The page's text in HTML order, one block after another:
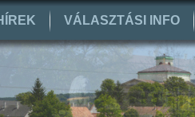
VÁLASZTÁSI INFO